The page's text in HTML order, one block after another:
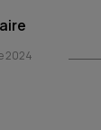
2024